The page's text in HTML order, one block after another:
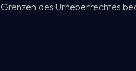
Grenzen des Urheberrechtes